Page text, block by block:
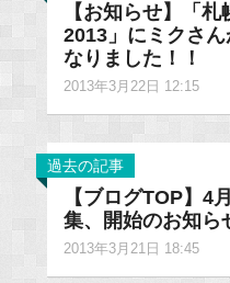
【お知らせ】「
2013」にミクさ
なりました！！
2013年3月22日 12:15
過去の記事
【ブログTOP】4
集、開始のお知ら
2013年3月21日 18:45